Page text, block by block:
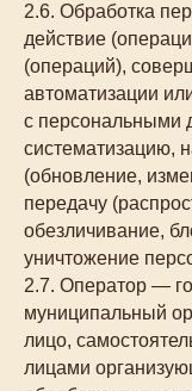
2.6. Обработка
действие
(операций),
автоматизации
с персональными
систематизацию,
(обновление,
передачу
обезличивание,
уничтожение
2.7. Оператор —
муниципальный
лицо,
лицами